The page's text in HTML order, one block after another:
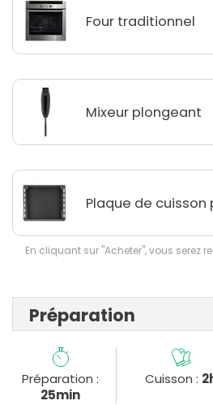
Four traditionnel
Mixeur plongeant
Plaque de cuisson
En cliquant sur "Acheter", vous serez
Préparation
Préparation :
25min
Cuisson :